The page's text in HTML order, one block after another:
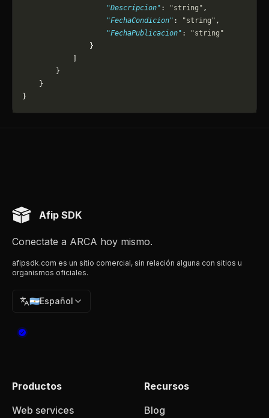
                    "Descripcion"
: "string" ,
                    "FechaCondicion"
: "string" ,
                    "FechaPublicacion"
:
"string"
                }
        }
    }
}
Afip SDK
Conectate a ARCA hoy mismo.
afipsdk.com es un sitio comercial, sin relación alguna con sitios u
organismos oficiales.
🇦🇷Español
Productos
Web services
Recursos
Blog